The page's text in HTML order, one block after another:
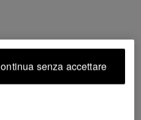
continua senza accettare